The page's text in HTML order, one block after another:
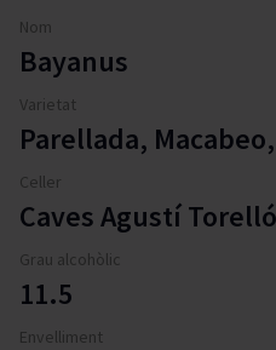
Nom
Bayanus
Varietat
Parellada,
Celler
Caves Agustí
Grau alcohòlic
11.5
Envelliment